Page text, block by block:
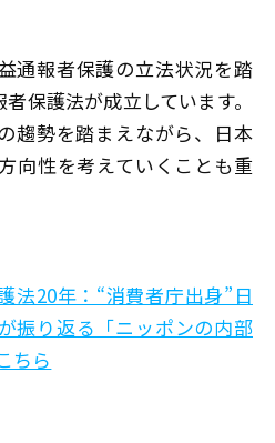
通報者保護の立法状況を踏
保護法が成立しています。
趨勢を踏まえながら、日本
向性を考えていくことも重
法20年：“消費者庁出身”日
振り返る「ニッポンの内部
ちら